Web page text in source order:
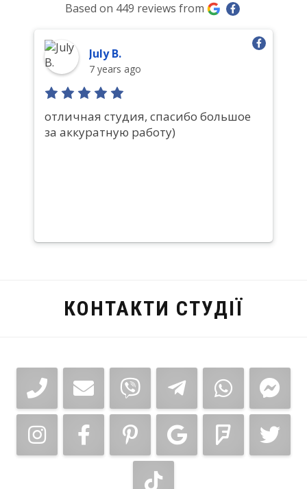
Based on 449 reviews from
July B.
7 years ago
отличная студия, спасибо большое
за аккуратную работу)
КОНТАКТИ СТУДІЇ